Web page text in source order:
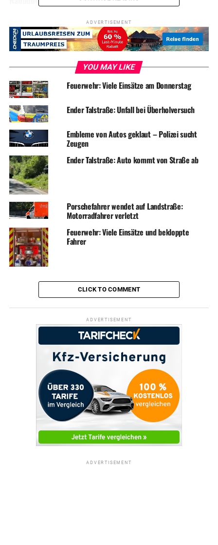
Zweimal Alarm für die Feuerwehr
ADVERTISEMENT
YOU MAY LIKE
Feuerwehr: Viele Einsätze am Donnerstag
Ender Talstraße: Unfall bei Überholversuch
Embleme von Autos geklaut – Polizei sucht
Zeugen
Ender Talstraße: Auto kommt von Straße ab
Porschefahrer wendet auf Landstraße:
Motorradfahrer verletzt
Feuerwehr: Viele Einsätze und bekloppte
Fahrer
CLICK TO COMMENT
ADVERTISEMENT
ADVERTISEMENT